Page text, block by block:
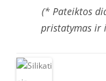
(* Pateiktos
pristatymas ir